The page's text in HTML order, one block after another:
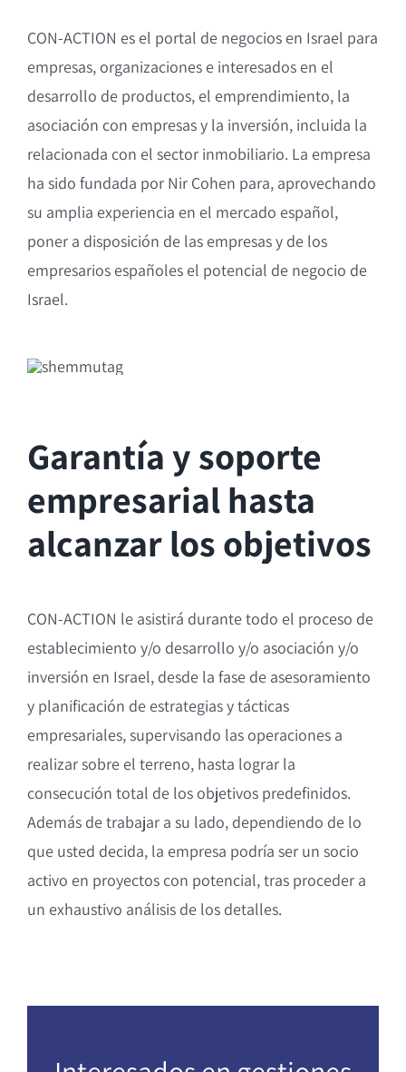
israelí
humano
Desarrollo de
necesidades
inmobiliarias
Asociación
con potencial
CON-ACTION es el portal de negocios en Israel para
empresas, organizaciones e interesados en el
desarrollo de productos, el emprendimiento, la
asociación con empresas y la inversión, incluida la
relacionada con el sector inmobiliario. La empresa
ha sido fundada por Nir Cohen para, aprovechando
su amplia experiencia en el mercado español,
poner a disposición de las empresas y de los
empresarios españoles el potencial de negocio de
Israel.
Garantía y soporte
empresarial hasta
alcanzar los objetivos
CON-ACTION le asistirá durante todo el proceso de
establecimiento y/o desarrollo y/o asociación y/o
inversión en Israel, desde la fase de asesoramiento
y planificación de estrategias y tácticas
empresariales, supervisando las operaciones a
realizar sobre el terreno, hasta lograr la
consecución total de los objetivos predefinidos.
Además de trabajar a su lado, dependiendo de lo
que usted decida, la empresa podría ser un socio
activo en proyectos con potencial, tras proceder a
un exhaustivo análisis de los detalles.